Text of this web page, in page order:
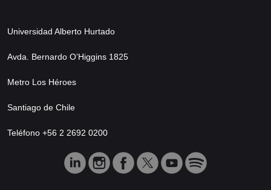
Universidad Alberto Hurtado
Avda. Bernardo O’Higgins 1825
Metro Los Héroes
Santiago de Chile
Teléfono +56 2 2692 0200